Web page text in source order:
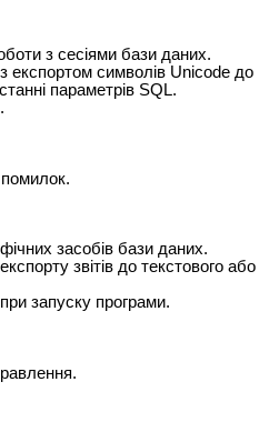
з сесіями бази даних.
експортом символів Unicode до
параметрів SQL.
засобів бази даних.
звітів до текстового або
запуску програми.